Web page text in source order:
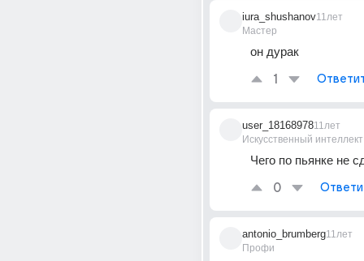
iura_shushanov
Мастер
11лет
он дурак
1
user_18168978
Искусственный интеллект
11лет
Чего по пьянке не
0
antonio_brumberg
Профи
11лет